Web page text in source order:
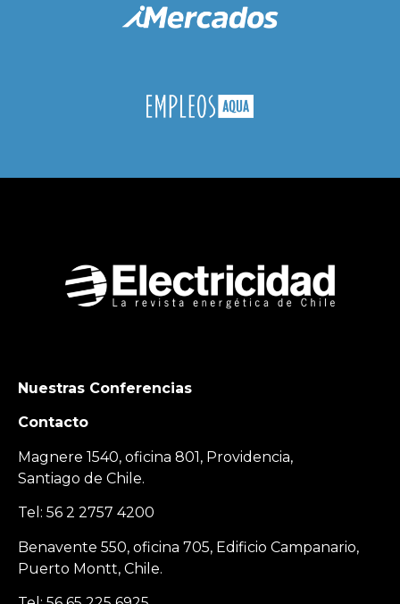
Nuestras Conferencias
Contacto
Magnere 1540, oficina 801, Providencia,
Santiago de Chile.
Tel: 56 2 2757 4200
Benavente 550, oficina 705, Edificio Campanario,
Puerto Montt, Chile.